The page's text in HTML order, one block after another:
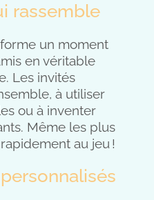
rassemble
un moment
en véritable
Les invités
à utiliser
ou à inventer
Même les plus
au jeu !